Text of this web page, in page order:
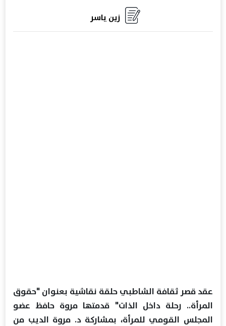
زين ياسر
عقد قصر ثقافة الشاطبي حلقة نقاشية بعنوان "حقوق
المرأة.. رحلة داخل الذات" قدمتها مروة حافظ عضو
المجلس القومي للمرأة، بمشاركة د. مروة الديب من